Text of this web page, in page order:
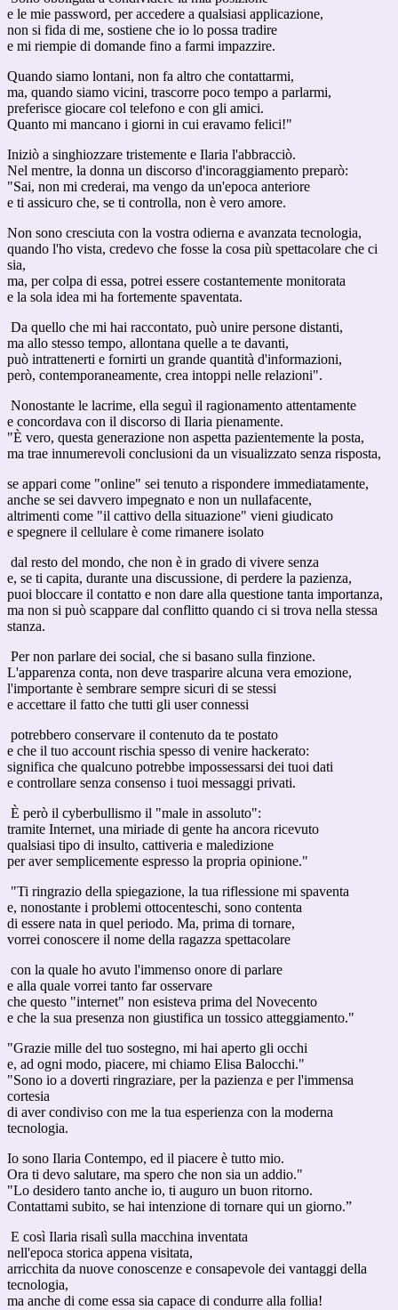
e le mie password, per accedere a qualsiasi applicazione,
non si fida di me, sostiene che io lo possa tradire
e mi riempie di domande fino a farmi impazzire.
Quando siamo lontani, non fa altro che contattarmi,
ma, quando siamo vicini, trascorre poco tempo a parlarmi,
preferisce giocare col telefono e con gli amici.
Quanto mi mancano i giorni in cui eravamo felici!"
Iniziò a singhiozzare tristemente e Ilaria l'abbracciò.
Nel mentre, la donna un discorso d'incoraggiamento preparò:
"Sai, non mi crederai, ma vengo da un'epoca anteriore
e ti assicuro che, se ti controlla, non è vero amore.
Non sono cresciuta con la vostra odierna e avanzata tecnologia,
quando l'ho vista, credevo che fosse la cosa più spettacolare che ci
sia,
ma, per colpa di essa, potrei essere costantemente monitorata
e la sola idea mi ha fortemente spaventata.
Da quello che mi hai raccontato, può unire persone distanti,
ma allo stesso tempo, allontana quelle a te davanti,
può intrattenerti e fornirti un grande quantità d'informazioni,
però, contemporaneamente, crea intoppi nelle relazioni".
Nonostante le lacrime, ella seguì il ragionamento attentamente
e concordava con il discorso di Ilaria pienamente.
"È vero, questa generazione non aspetta pazientemente la posta,
ma trae innumerevoli conclusioni da un visualizzato senza risposta,
se appari come "online" sei tenuto a rispondere immediatamente,
anche se sei davvero impegnato e non un nullafacente,
altrimenti come "il cattivo della situazione" vieni giudicato
e spegnere il cellulare è come rimanere isolato
dal resto del mondo, che non è in grado di vivere senza
e, se ti capita, durante una discussione, di perdere la pazienza,
puoi bloccare il contatto e non dare alla questione tanta importanza,
ma non si può scappare dal conflitto quando ci si trova nella stessa
stanza.
Per non parlare dei social, che si basano sulla finzione.
L'apparenza conta, non deve trasparire alcuna vera emozione,
l'importante è sembrare sempre sicuri di se stessi
e accettare il fatto che tutti gli user connessi
potrebbero conservare il contenuto da te postato
e che il tuo account rischia spesso di venire hackerato:
significa che qualcuno potrebbe impossessarsi dei tuoi dati
e controllare senza consenso i tuoi messaggi privati.
È però il cyberbullismo il "male in assoluto":
tramite Internet, una miriade di gente ha ancora ricevuto
qualsiasi tipo di insulto, cattiveria e maledizione
per aver semplicemente espresso la propria opinione."
"Ti ringrazio della spiegazione, la tua riflessione mi spaventa
e, nonostante i problemi ottocenteschi, sono contenta
di essere nata in quel periodo. Ma, prima di tornare,
vorrei conoscere il nome della ragazza spettacolare
con la quale ho avuto l'immenso onore di parlare
e alla quale vorrei tanto far osservare
che questo "internet" non esisteva prima del Novecento
e che la sua presenza non giustifica un tossico atteggiamento."
"Grazie mille del tuo sostegno, mi hai aperto gli occhi
e, ad ogni modo, piacere, mi chiamo Elisa Balocchi."
"Sono io a doverti ringraziare, per la pazienza e per l'immensa
cortesia
di aver condiviso con me la tua esperienza con la moderna
tecnologia.
Io sono Ilaria Contempo, ed il piacere è tutto mio.
Ora ti devo salutare, ma spero che non sia un addio."
"Lo desidero tanto anche io, ti auguro un buon ritorno.
Contattami subito, se hai intenzione di tornare qui un giorno.”
E così Ilaria risalì sulla macchina inventata
nell'epoca storica appena visitata,
arricchita da nuove conoscenze e consapevole dei vantaggi della
tecnologia,
ma anche di come essa sia capace di condurre alla follia!